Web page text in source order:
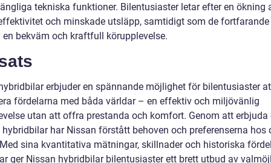
tekniska funktioner. Bilentusiaster letar efter en ökning
och minskade utsläpp, samtidigt som de
en bekväm och kraftfull körupplevelse.
erbjuder en spännande möjlighet för bilentusiaster
fördelarna med båda världar – en effektiv och miljövänlig
utan att offra prestanda och komfort. Genom att erbjuda
hybridbilar har Nissan förstått behoven och preferenserna hos
sina kvantitativa mätningar, skillnader och historiska
ger Nissan hybridbilar bilentusiaster ett brett utbud av